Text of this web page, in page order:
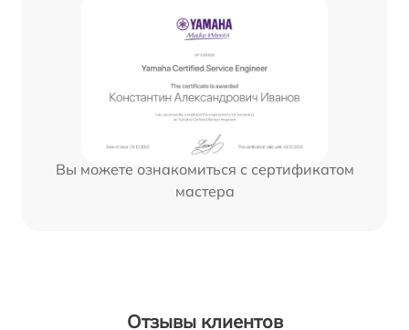
Вы можете ознакомиться с сертификатом
мастера
Отзывы клиентов